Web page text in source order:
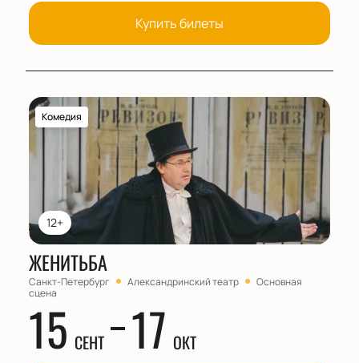
Купить билеты
12+
Комедия
ЖЕНИТЬБА
Санкт-Петербург Александринский театр
Основная
сцена
15 СЕНТ 17 ОКТ